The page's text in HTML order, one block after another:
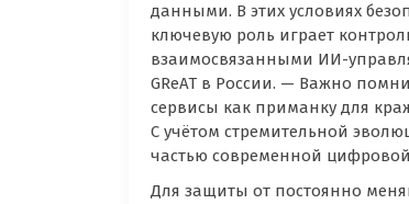
данными. В этих условиях
ключевую роль играет
взаимосвязанными ИИ-
GReAT в России. — Важно
сервисы как приманку для
С учётом стремительной
частью современной
Для защиты от постоянно